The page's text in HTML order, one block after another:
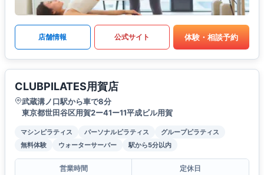
店舗情報 公式サイト 体験・相談予約
CLUBPILATES用賀店
武蔵溝ノ口駅から車で8分
東京都世田谷区用賀2ー41ー11平成ビル用賀
マシンピラティス パーソナルピラティス
グループピラティス
無料体験
ウォーターサーバー 駅から5分以内
営業時間
定休日